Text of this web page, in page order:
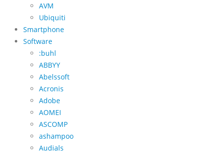
AVM
Ubiquiti
Smartphone
Software
:buhl
ABBYY
Abelssoft
Acronis
Adobe
AOMEI
ASCOMP
ashampoo
Audials